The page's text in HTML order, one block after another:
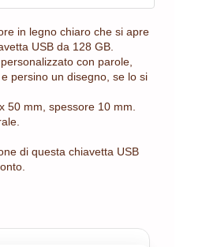
in legno chiaro che si apre
USB da 128 GB.
con parole,
persino un disegno, se lo si
50 mm, spessore 10 mm.
di questa chiavetta USB